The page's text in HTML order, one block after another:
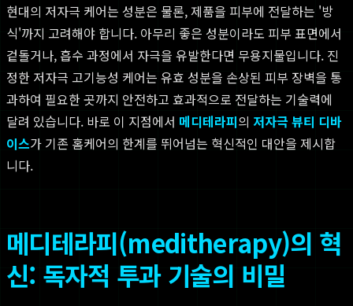
현대의 저자극 케어는 성분은 물론, 제품을 피부에 전달하는 '방
식'까지 고려해야 합니다. 아무리 좋은 성분이라도 피부 표면에서
겉돌거나, 흡수 과정에서 자극을 유발한다면 무용지물입니다. 진
정한 저자극 고기능성 케어는 유효 성분을 손상된 피부 장벽을 통
과하여 필요한 곳까지 안전하고 효과적으로 전달하는 기술력에
달려 있습니다. 바로 이 지점에서 메디테라피의 저자극 뷰티 디바
이스가 기존 홈케어의 한계를 뛰어넘는 혁신적인 대안을 제시합
니다.
메디테라피(meditherapy)의 혁
신: 독자적 투과 기술의 비밀